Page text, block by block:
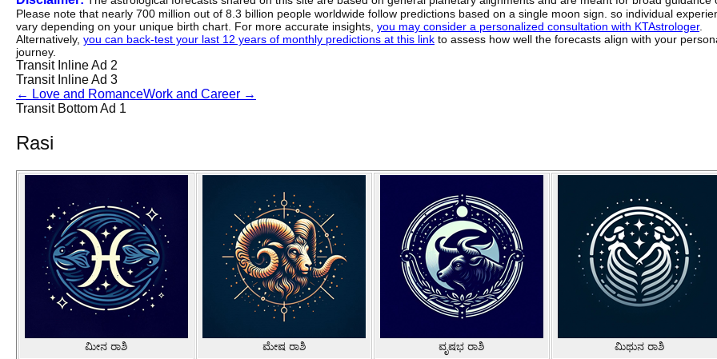
Please note that nearly 700 million out of 8.3 billion people worldwide follow predictions based on a single moon sign. so individual
vary depending on your unique birth chart. For more accurate insights, you may consider a personalized consultation with KTAstrologer.
Alternatively, you can back-test your last 12 years of monthly predictions at this link to assess how well the forecasts align with your
journey.
Transit Inline Ad 2
Transit Inline Ad 3
← Love and RomanceWork and Career →
Transit Bottom Ad 1
Rasi
ಮೀನ ರಾಶಿ ಮೇಷ ರಾಶಿ ವೃಷಭ ರಾಶಿ ಮಿಥುನ ರಾಶಿ